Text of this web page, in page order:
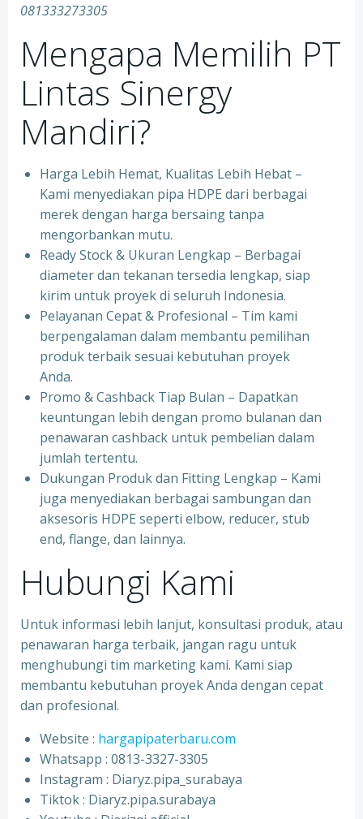
081333273305
Mengapa Memilih PT
Lintas Sinergy
Mandiri?
Harga Lebih Hemat, Kualitas Lebih Hebat –
Kami menyediakan pipa HDPE dari berbagai
merek dengan harga bersaing tanpa
mengorbankan mutu.
Ready Stock & Ukuran Lengkap – Berbagai
diameter dan tekanan tersedia lengkap, siap
kirim untuk proyek di seluruh Indonesia.
Pelayanan Cepat & Profesional – Tim kami
berpengalaman dalam membantu pemilihan
produk terbaik sesuai kebutuhan proyek
Anda.
Promo & Cashback Tiap Bulan – Dapatkan
keuntungan lebih dengan promo bulanan dan
penawaran cashback untuk pembelian dalam
jumlah tertentu.
Dukungan Produk dan Fitting Lengkap – Kami
juga menyediakan berbagai sambungan dan
aksesoris HDPE seperti elbow, reducer, stub
end, flange, dan lainnya.
Hubungi Kami
Untuk informasi lebih lanjut, konsultasi produk, atau
penawaran harga terbaik, jangan ragu untuk
menghubungi tim marketing kami. Kami siap
membantu kebutuhan proyek Anda dengan cepat
dan profesional.
Website : hargapipaterbaru.com
Whatsapp : 0813-3327-3305
⁠Instagram : Diaryz.pipa_surabaya
⁠Tiktok : Diaryz.pipa.surabaya